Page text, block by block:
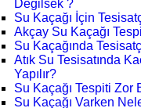
Değilsek ?
Su Kaçağı İçin
Akçay Su Kaçağı
Su Kaçağında
Atık Su Tesisatında
Yapılır?
Su Kaçağı Tespiti Zor
Su Kaçağı Varken